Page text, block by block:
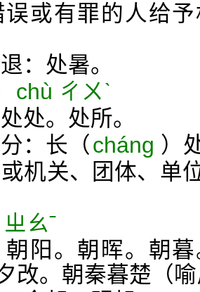
或有罪的人给
：处暑。
chù ㄔㄨˋ
处。处所。
：长（cháng ）
机关、团体、单
ㄠˉ
阳。朝晖。朝
改。朝秦暮楚（